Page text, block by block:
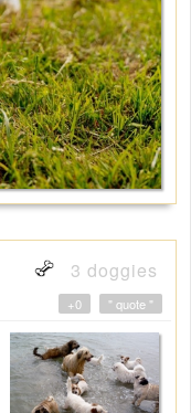
3 doggies
" quote "
+0